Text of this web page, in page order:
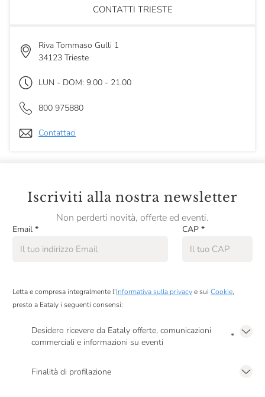
CONTATTI TRIESTE
Riva Tommaso Gulli 1
34123 Trieste
LUN - DOM: 9.00 - 21.00
800 975880
Contattaci
Iscriviti alla nostra newsletter
Non perderti novità, offerte ed eventi.
Email * CAP *
Letta e compresa integralmente l’Informativa sulla privacye sui Cookie,
presto a Eataly i seguenti consensi:
Desidero ricevere da Eataly offerte, comunicazioni
commerciali e informazioni su eventi
*
Finalità di profilazione